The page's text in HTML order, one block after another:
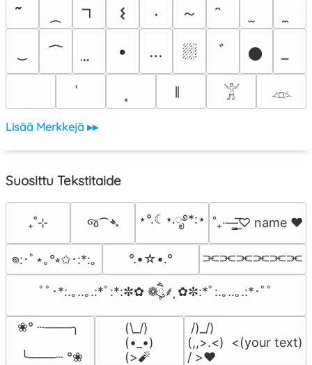
𐌔
٠
～
•
… ⛆ ﾞ 𒊹
𓀠 𓁺
Lisää Merkkejä ▸▸
Suosittu Tekstitaide
₊˚⊹ જ⁀➴ ⋆°.☾⋆.ೃ࿔*:⋆ ˚₊·—̳͟͞͞♡ name ♥️
𖦹:･ﾟ⋆｡°⭒✩･:*:｡ °.•☆•.° ⫘⫘⫘⫘⫘⫘
ﾟﾟ･*:.｡..｡.:*ﾟ:*:✼✿ ❁ཻུ۪۪⸙͎ ✿✼:*ﾟ:.｡..｡.:*･ﾟﾟ
❀° ┄───╮
╰───┄ °❀
(\_/)
(•_•)
(>🧨
/)_/)
(,,>.<)  <(your text)
/ >❤️